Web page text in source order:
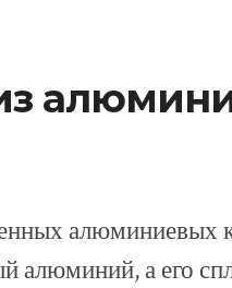
алюминиевых
алюминий, а его